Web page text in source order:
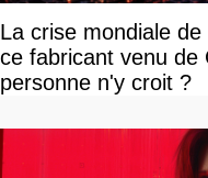
La crise mondiale
ce fabricant venu de
personne n'y croit ?